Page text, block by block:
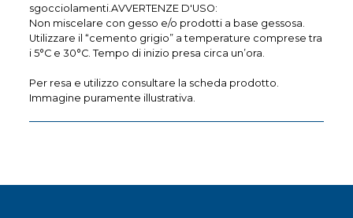
sgocciolamenti.AVVERTENZE D'USO:
Non miscelare con gesso e/o prodotti a base gessosa.
Utilizzare il “cemento grigio” a temperature comprese tra
i 5°C e 30°C. Tempo di inizio presa circa un’ora.
Per resa e utilizzo consultare la scheda prodotto.
Immagine puramente illustrativa.